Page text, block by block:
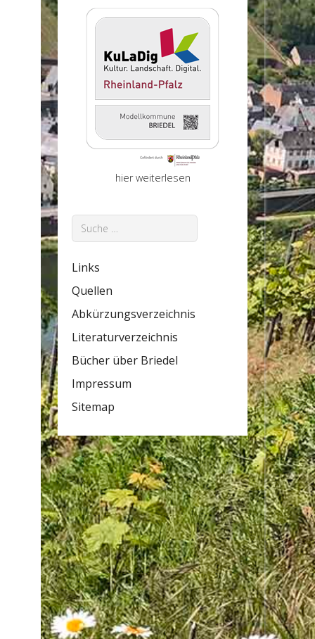
hier weiterlesen
Suchen
Links
Quellen
Abkürzungsverzeichnis
Literaturverzeichnis
Bücher über Briedel
Impressum
Sitemap